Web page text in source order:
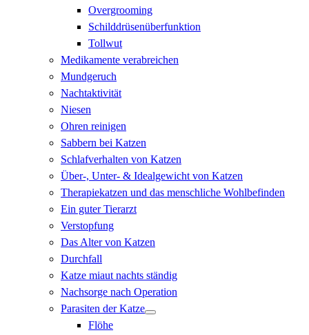
Overgrooming
Schilddrüsenüberfunktion
Tollwut
Medikamente verabreichen
Mundgeruch
Nachtaktivität
Niesen
Ohren reinigen
Sabbern bei Katzen
Schlafverhalten von Katzen
Über-, Unter- & Idealgewicht von Katzen
Therapiekatzen und das menschliche Wohlbefinden
Ein guter Tierarzt
Verstopfung
Das Alter von Katzen
Durchfall
Katze miaut nachts ständig
Nachsorge nach Operation
Parasiten der Katze
Flöhe